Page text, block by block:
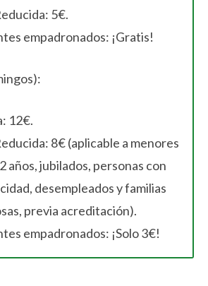
5€.
empadronados: ¡Gratis!
12€.
8€ (aplicable a menores
años, jubilados, personas con
desempleados y familias
previa acreditación).
empadronados: ¡Solo 3€!